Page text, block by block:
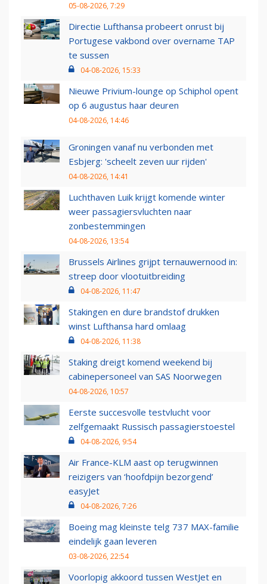
05-08-2026, 7:29
Directie Lufthansa probeert onrust bij
Portugese vakbond over overname TAP
te sussen
04-08-2026, 15:33
Nieuwe Privium-lounge op Schiphol opent
op 6 augustus haar deuren
04-08-2026, 14:46
Groningen vanaf nu verbonden met
Esbjerg: 'scheelt zeven uur rijden'
04-08-2026, 14:41
Luchthaven Luik krijgt komende winter
weer passagiersvluchten naar
zonbestemmingen
04-08-2026, 13:54
Brussels Airlines grijpt ternauwernood in:
streep door vlootuitbreiding
04-08-2026, 11:47
Stakingen en dure brandstof drukken
winst Lufthansa hard omlaag
04-08-2026, 11:38
Staking dreigt komend weekend bij
cabinepersoneel van SAS Noorwegen
04-08-2026, 10:57
Eerste succesvolle testvlucht voor
zelfgemaakt Russisch passagierstoestel
04-08-2026, 9:54
Air France-KLM aast op terugwinnen
reizigers van ‘hoofdpijn bezorgend’
easyJet
04-08-2026, 7:26
Boeing mag kleinste telg 737 MAX-familie
eindelijk gaan leveren
03-08-2026, 22:54
Voorlopig akkoord tussen WestJet en